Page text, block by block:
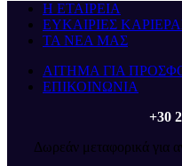
Η ΕΤΑΙΡΕΙΑ
ΕΥΚΑΙΡΙΕΣ
ΤΑ ΝΕΑ ΜΑΣ
ΑΙΤΗΜΑ ΓΙΑ
ΕΠΙΚΟΙΝΩΝΙΑ
+30
Δωρεάν μεταφορικά για